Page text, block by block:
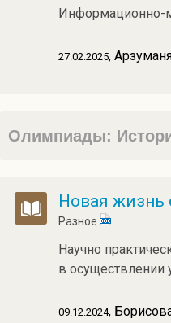
Информационно-
27.02.2025,
Олимпиады:
Новая жизнь
Разное
Научно
в осуществлении
09.12.2024,